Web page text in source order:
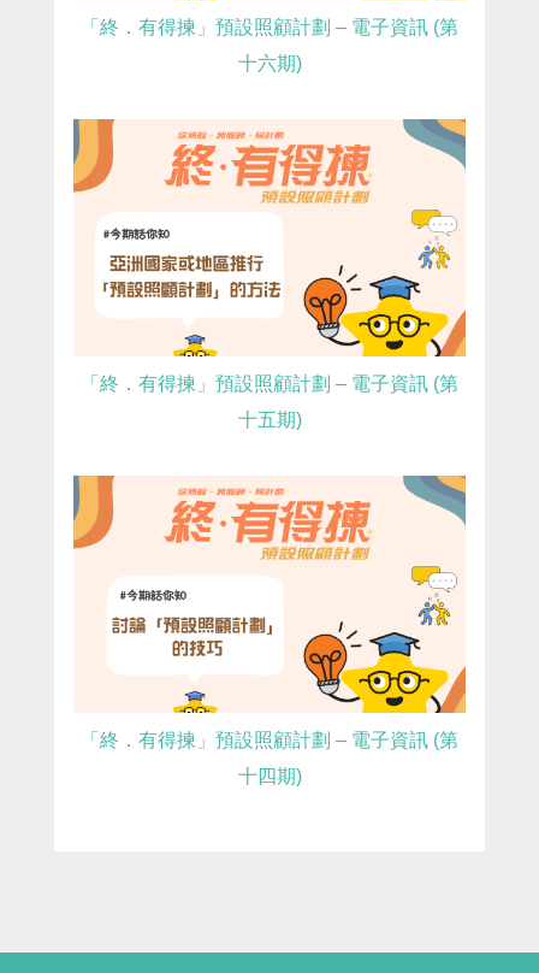
「終．有得揀」預設照顧計劃 – 電子資訊 (第
十六期)
「終．有得揀」預設照顧計劃 – 電子資訊 (第
十五期)
「終．有得揀」預設照顧計劃 – 電子資訊 (第
十四期)